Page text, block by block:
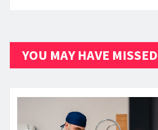
YOU MAY HAVE MISSED